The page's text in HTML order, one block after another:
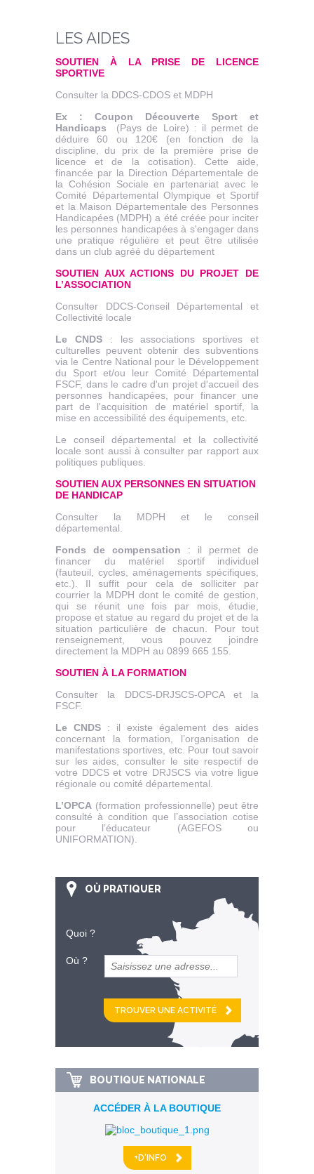
LES AIDES
SOUTIEN À LA PRISE DE LICENCE
SPORTIVE
Consulter la DDCS-CDOS et MDPH
Ex : Coupon Découverte Sport et
Handicaps (Pays de Loire) : il permet de
déduire 60 ou 120€ (en fonction de la
discipline, du prix de la première prise de
licence et de la cotisation). Cette aide,
financée par la Direction Départementale de
la Cohésion Sociale en partenariat avec le
Comité Départemental Olympique et Sportif
et la Maison Départementale des Personnes
Handicapées (MDPH) a été créée pour inciter
les personnes handicapées à s'engager dans
une pratique régulière et peut être utilisée
dans un club agréé du département
SOUTIEN AUX ACTIONS DU PROJET DE
L’ASSOCIATION
Consulter DDCS-Conseil Départemental et
Collectivité locale
Le CNDS: les associations sportives et
culturelles peuvent obtenir des subventions
via le Centre National pour le Développement
du Sport et/ou leur Comité Départemental
FSCF, dans le cadre d'un projet d'accueil des
personnes handicapées, pour financer une
part de l'acquisition de matériel sportif, la
mise en accessibilité des équipements, etc.
Le conseil départemental et la collectivité
locale sont aussi à consulter par rapport aux
politiques publiques.
SOUTIEN AUX PERSONNES EN SITUATION
DE HANDICAP
Consulter la MDPH et le conseil
départemental.
Fonds de compensation : il permet de
financer du matériel sportif individuel
(fauteuil, cycles, aménagements spécifiques,
etc.). Il suffit pour cela de solliciter par
courrier la MDPH dont le comité de gestion,
qui se réunit une fois par mois, étudie,
propose et statue au regard du projet et de la
situation particulière de chacun. Pour tout
renseignement, vous pouvez joindre
directement la MDPH au 0899 665 155.
SOUTIEN À LA FORMATION
Consulter la DDCS-DRJSCS-OPCA et la
FSCF.
Le CNDS : il existe également des aides
concernant la formation, l’organisation de
manifestations sportives, etc. Pour tout savoir
sur les aides, consulter le site respectif de
votre DDCS et votre DRJSCS via votre ligue
régionale ou comité départemental.
L’OPCA (formation professionnelle) peut être
consulté à condition que l’association cotise
pour l’éducateur (AGEFOS ou
UNIFORMATION).
OÙ PRATIQUER
Quoi ?
Où ?
et
km alentour
BOUTIQUE NATIONALE
ACCÉDER À LA BOUTIQUE
+D'INFO